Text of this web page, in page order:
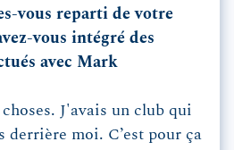
vous reparti de votre
vous intégré des
avec Mark
J'avais un club qui
derrière moi. C’est pour ça